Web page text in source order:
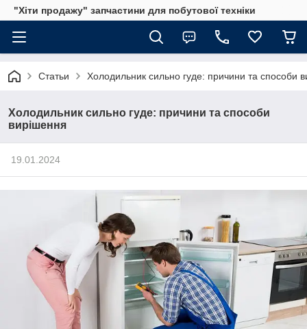
"Хіти продажу" запчастини для побутової техніки
Статьи Холодильник сильно гуде: причини та способи
Холодильник сильно гуде: причини та способи
вирішення
19.01.2024